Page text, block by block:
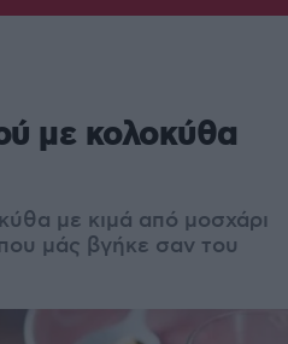
με κολοκύθα
με κιμά από μοσχάρι
μάς βγήκε σαν του